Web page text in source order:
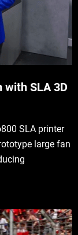
with SLA 3D
SLA printer
large fan